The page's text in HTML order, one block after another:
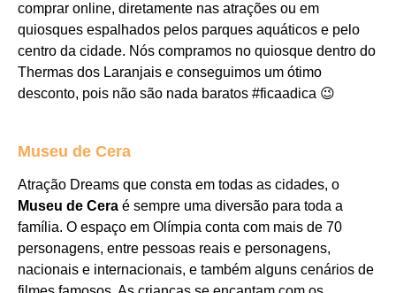
comprar online, diretamente nas atrações ou em
quiosques espalhados pelos parques aquáticos e pelo
centro da cidade. Nós compramos no quiosque dentro do
Thermas dos Laranjais e conseguimos um ótimo
desconto, pois não são nada baratos #ficaadica 😉
Museu de Cera
Atração Dreams que consta em todas as cidades, o
Museu de Cera é sempre uma diversão para toda a
família. O espaço em Olímpia conta com mais de 70
personagens, entre pessoas reais e personagens,
nacionais e internacionais, e também alguns cenários de